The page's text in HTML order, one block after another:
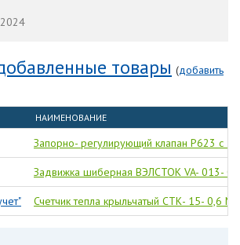
товары (добавить
НАИМЕНОВАНИЕ
Запорно- регулирующий клапан Р623 с
Задвижка шиберная ВЭЛСТОК VA- 013-
Счетчик тепла крыльчатый СТК- 15- 0,6 M-